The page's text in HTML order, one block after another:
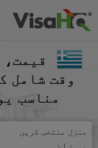
وقت شامل
مناسب
منزل منتخب کریں